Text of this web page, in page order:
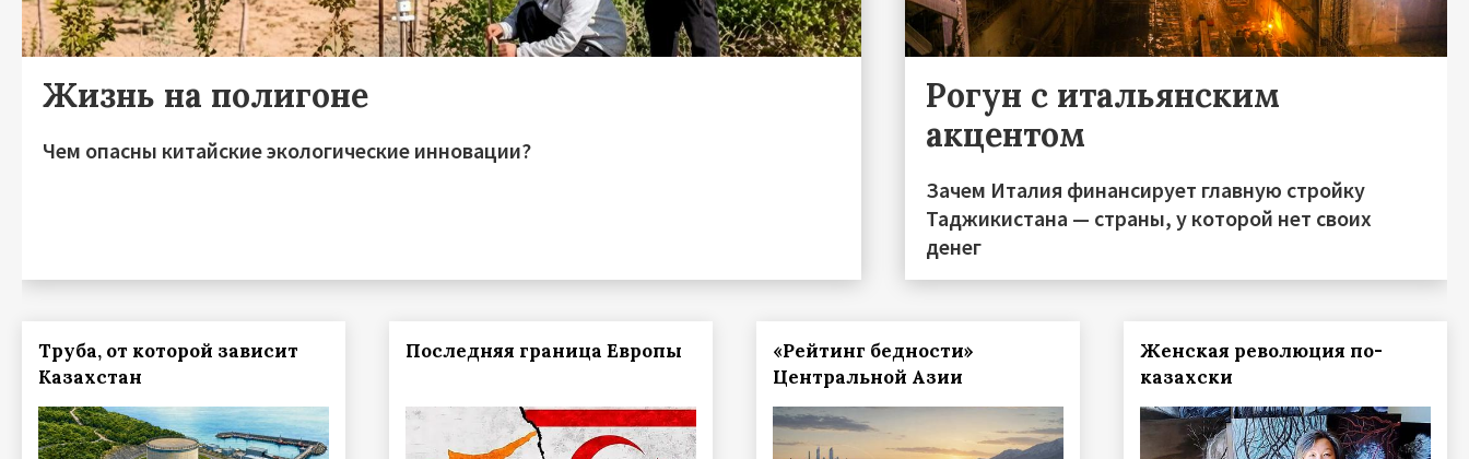
Жизнь на полигоне
Чем опасны китайские экологические инновации?
Рогун с итальянским
акцентом
Зачем Италия финансирует главную стройку
Таджикистана — страны, у которой нет своих
денег
Труба, от которой зависит
Казахстан
Последняя граница Европы
«Рейтинг бедности»
Центральной Азии
Женская революция по-
казахски